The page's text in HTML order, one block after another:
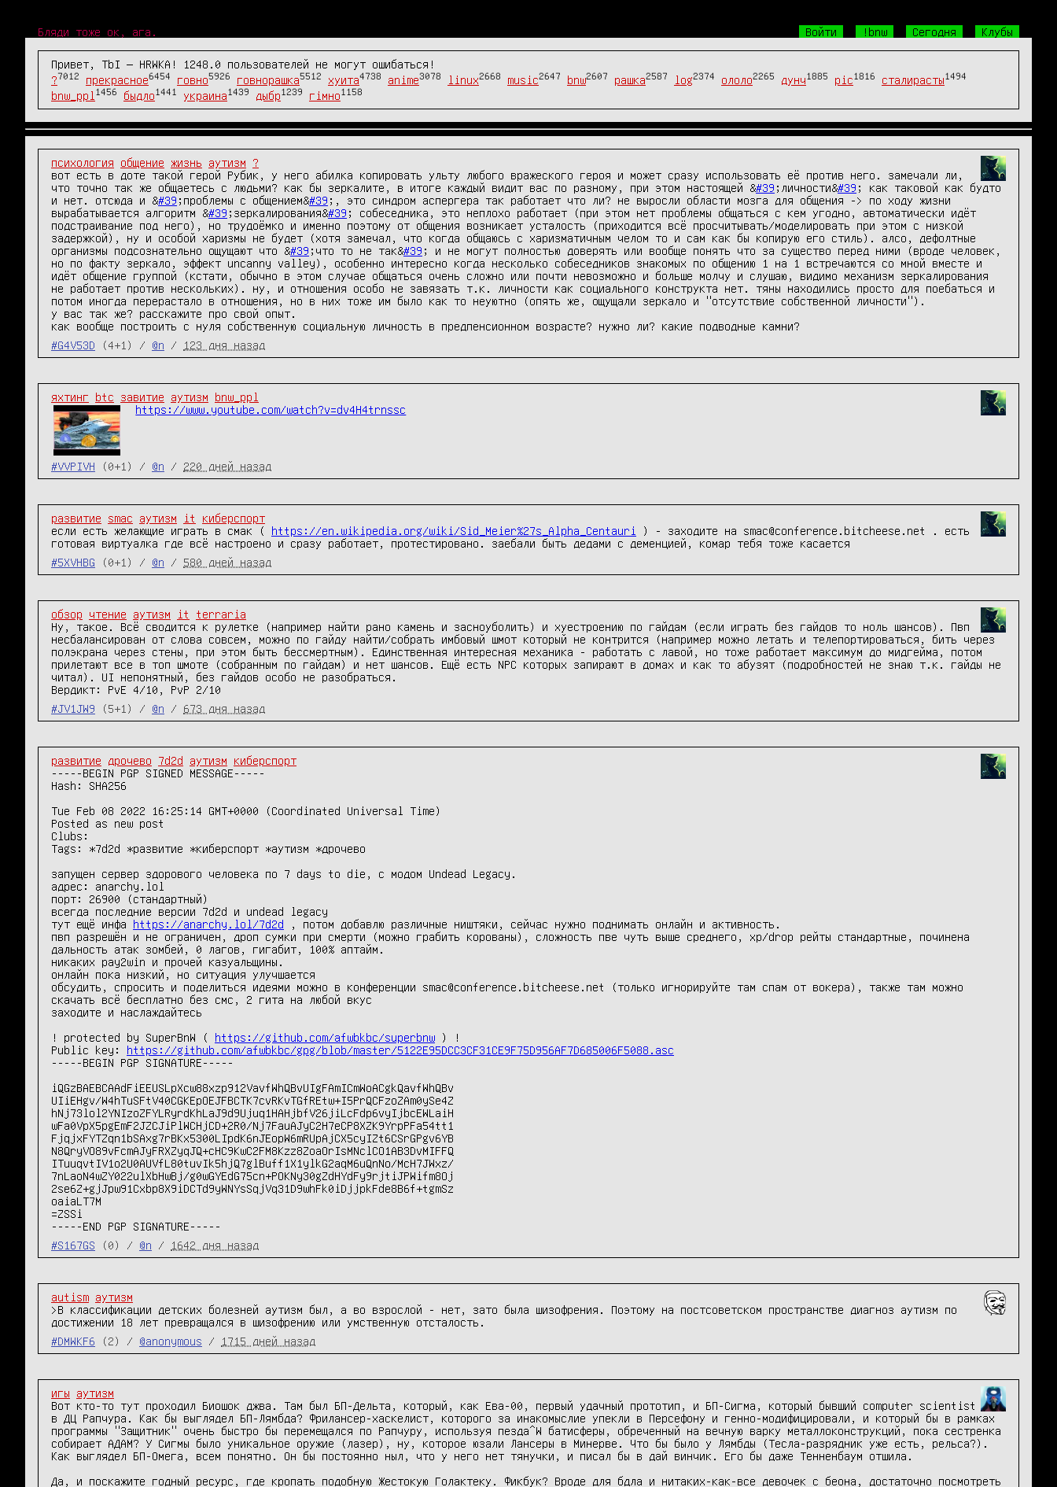
Бляди тоже ок, ага. Войти !bnw Сегодня Клубы
Привет, TbI — HRWKA! 1248.0 пользователей не могут ошибаться!
?7012 прекрасное6454 говно5926 говнорашка5512 хуита4738 anime3078 linux2668 music2647 bnw2607 рашка2587 log2374 ололо2265 дунч1885 pic1816 сталирасты1494
bnw_ppl 1456 быдло1441 украина1439 дыбр1239 гімно1158
психология общение жизнь аутизм
?
вот есть в доте такой герой Рубик, у него абилка копировать ульту любого вражеского героя и может сразу использовать её против него. замечали ли,
что точно так же общаетесь с людьми? как бы зеркалите, в итоге каждый видит вас по разному, при этом настоящей &#39 ;личности&#39 ; как таковой как будто
и нет. отсюда и &#39 ;проблемы с общением&#39 ;, это синдром аспергера так работает что ли? не выросли области мозга для общения -> по ходу жизни
вырабатывается алгоритм &#39 ;зеркалирования&#39 ; собеседника, это неплохо работает (при этом нет проблемы общаться с кем угодно, автоматически идёт
подстраивание под него), но трудоёмко и именно поэтому от общения возникает усталость (приходится всё просчитывать/моделировать при этом с низкой
задержкой), ну и особой харизмы не будет (хотя замечал, что когда общаюсь с харизматичным челом то и сам как бы копирую его стиль). алсо, дефолтные
организмы подсознательно ощущают что &#39 ;что то не так&#39 ; и не могут полностью доверять или вообще понять что за существо перед ними (вроде человек,
но по факту зеркало, эффект uncanny valley), особенно интересно когда несколько собеседников знакомых по общению 1 на 1 встречаются со мной вместе и
идёт общение группой (кстати, обычно в этом случае общаться очень сложно или почти невозможно и больше молчу и слушаю, видимо механизм зеркалирования
не работает против нескольких). ну, и отношения особо не завязать т.к. личности как социального конструкта нет. тяны находились просто для поебаться и
потом иногда перерастало в отношения, но в них тоже им было как то неуютно (опять же, ощущали зеркало и "отсутствие собственной личности").
у вас так же? расскажите про свой опыт.
как вообще построить с нуля собственную социальную личность в предпенсионном возрасте? нужно ли? какие подводные камни?
#G4V53D
(4+1) / @n / 123 дня назад
яхтинг btc завитие аутизм
bnw_ppl
https://www.youtube.com/watch?v=dv4H4trnssc
#VVPIVH (0+1) / @n / 220 дней назад
развитие smac аутизм it
киберспорт
если есть желающие играть в смак ( https://en.wikipedia.org/wiki/Sid_Meier%27s_Alpha_Centauri
) - заходите на smac@conference.bitcheese.net . есть
готовая виртуалка где всё настроено и сразу работает, протестировано. заебали быть дедами с деменцией, комар тебя тоже касается
#5XVHBG
(0+1) / @n / 580 дней назад
обзор чтение аутизм it
terraria
Ну, такое. Всё сводится к рулетке (например найти рано камень и засноуболить) и хуестроению по гайдам (если играть без гайдов то ноль шансов). Пвп
несбалансирован от слова совсем, можно по гайду найти/собрать имбовый шмот который не контрится (например можно летать и телепортироваться, бить через
полэкрана через стены, при этом быть бессмертным). Единственная интересная механика - работать с лавой, но тоже работает максимум до мидгейма, потом
прилетают все в топ шмоте (собранным по гайдам) и нет шансов. Ещё есть NPC которых запирают в домах и как то абузят (подробностей не знаю т.к. гайды не
читал). UI непонятный, без гайдов особо не разобраться.
Вердикт: PvE 4/10, PvP 2/10
#JV1JW9
(5+1) / @n / 673 дня назад
развитие дрочево 7d2d аутизм
киберспорт
-----BEGIN PGP SIGNED MESSAGE-----
Hash: SHA256
Tue Feb 08 2022 16:25:14 GMT+0000 (Coordinated Universal Time)
Posted as new post
Clubs:
Tags: *7d2d *развитие *киберспорт *аутизм *дрочево
запущен сервер здорового человека по 7 days to die, с модом Undead Legacy.
адрес: anarchy.lol
порт: 26900 (стандартный)
всегда последние версии 7d2d и undead legacy
тут ещё инфа https://anarchy.lol/7d2d , потом добавлю различные ништяки, сейчас нужно поднимать онлайн и активность.
пвп разрешён и не ограничен, дроп сумки при смерти (можно грабить корованы), сложность пве чуть выше среднего, xp/drop рейты стандартные, починена
дальность атак зомбей, 0 лагов, гигабит, 100% аптайм.
никаких pay2win и прочей казуальщины.
онлайн пока низкий, но ситуация улучшается
обсудить, спросить и поделиться идеями можно в конференции smac@conference.bitcheese.net (только игнорируйте там спам от вокера), также там можно
скачать всё бесплатно без смс, 2 гита на любой вкус
заходите и наслаждайтесь
! protected by SuperBnW ( https://github.com/afwbkbc/superbnw ) !
Public key: https://github.com/afwbkbc/gpg/blob/master/5122E95DCC3CF31CE9F75D956AF7D685006F5088.asc
-----BEGIN PGP SIGNATURE-----
iQGzBAEBCAAdFiEEUSLpXcw88xzp912VavfWhQBvUIgFAmICmWoACgkQavfWhQBv
UIiEHgv/W4hTuSFtV40CGKEpOEJFBCTK7cvRKvTGfREtw+I5PrQCFzoZAm0ySe4Z
hNj73lol2YNIzoZFYLRyrdKhLaJ9d9Ujuq1HAHjbfV26jiLcFdp6vyIjbcEWLaiH
wFa0VpX5pgEmF2JZCJiPlWCHjCD+2R0/Nj7FauAJyC2H7eCP8XZK9YrpPFa54tt1
FjqjxFYTZqn1bSAxg7rBKx5300LIpdK6nJEopW6mRUpAjCX5cyIZt6CSrGPgv6YB
N8QryVO89vFcmAJyFRXZyqJQ+cHC9KwC2FM8Kzz8ZoaOrIsMNclCO1AB3DvMIFFQ
ITuuqvtIV1o2U0AUVfL80tuvIk5hjQ7glBuff1X1ylkG2aqM6uQnNo/McH7JWxz/
7nLaoN4wZY022ulXbHwBj/g0wGYEdG75cn+POKNy30gZdHYdFy9rjtiJPWifm8Oj
2se6Z+gjJpw91Cxbp8X9iDCTd9yWNYsSqjVq31D9whFk0iDjjpkFde8B6f+tgmSz
oaiaLT7M
=ZSSi
-----END PGP SIGNATURE-----
#S167GS
(0) / @n / 1642 дня назад
autism аутизм
>В классификации детских болезней аутизм был, а во взрослой - нет, зато была шизофрения. Поэтому на постсоветском пространстве диагноз аутизм по
достижении 18 лет превращался в шизофрению или умственную отсталость.
#DMWKF6
(2) / @anonymous / 1715 дней назад
игы
аутизм
Вот кто-то тут проходил Биошок джва. Там был БП-Дельта, который, как Ева-00, первый удачный прототип, и БП-Сигма, который бывший computer scientist
в ДЦ Рапчура. Как бы выглядел БП-Лямбда? Фрилансер-хаскелист, которого за инакомыслие упекли в Персефону и генно-модифицировали, и который бы в рамках
программы "Защитник" очень быстро бы перемещался по Рапчуру, используя пезда^W батисферы, обреченный на вечную варку металлоконструкций, пока сестренка
собирает АДАМ? У Сигмы было уникальное оружие (лазер), ну, которое юзали Лансеры в Минерве. Что бы было у Лямбды (Тесла-разрядник уже есть, рельса?).
Как выглядел БП-Омега, всем понятно. Он бы постоянно ныл, что у него нет тянучки, и писал бы в дай винчик. Его бы даже Тенненбаум отшила.
Да, и поскажите годный ресурс, где кропать подобную Жестокую Голактеку. Фикбук? Вроде для бдла и нитаких-как-все девочек с беона, достаточно посмотреть